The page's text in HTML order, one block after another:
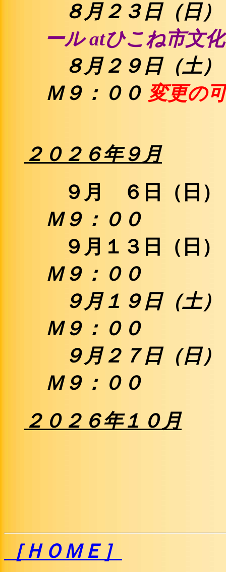
８月２３日（日）
ール atひこね市文
８月２９日（土）
Ｍ９：００ 変更の
２０２ ６年９ 月
９月 ６日（
Ｍ９：００
９月１３日
Ｍ９：００
９月１９日（
Ｍ９：００
９月２７日（日）
Ｍ９：００
２０２ ６年１０月
［ＨＯＭＥ］